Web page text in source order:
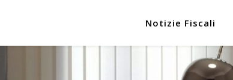
Notizie Fiscali